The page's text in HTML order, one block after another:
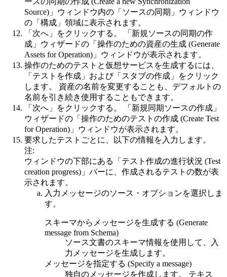
Source)」ウィンドウ内の 「ソースの同期」
ウィンドウ
の 「構成」 領域に表示されます。
「次へ」
をクリックする。 「新規ソースの同期の作
成」ウィザードの 「操作のための資産の生成 (Generate
Assets for Operation)」
ウィンドウが表示されます。
操作のためのテストと仮想サービスを生成するには、
「テストを作成」 および「スタブの作成」
をクリック
します。 資産の名前を変更することも、デフォルトの
名前を引き続き使用することもできます。
「次へ」
をクリックする。 「新規同期ソースの作成」
ウィザードの 「操作のためのテストの作成 (Create Test
for Operation)」
ウィンドウが表示されます。
要求したテストごとに、以下の情報を入力します。
注:
ウィンドウの下部にある
「テスト作成の進行状況 (Test
creation progress)」 バーに、作成されるテストの数が表
示されます。
入力メッセージのソース・オプションを選択しま
す。
スキーマからメッセージを生成する (Generate
message from Schema)
ソース文書のスキーマ情報を使用して、入
力メッセージを生成します。
メッセージを指定する (Specify a message)
独自のメッセージを作成します。 テキス